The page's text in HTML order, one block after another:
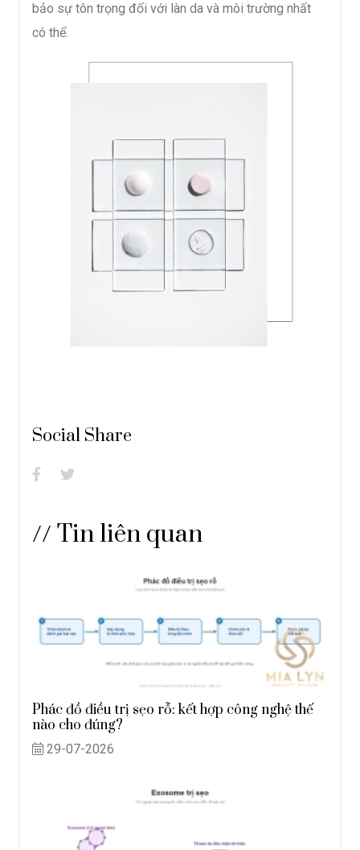
bảo sự tôn trọng đối với làn da và môi trường nhất
có thể.
Social Share
// Tin liên quan
Phác đồ điều trị sẹo rỗ: kết hợp công nghệ thế
nào cho đúng?
29-07-2026